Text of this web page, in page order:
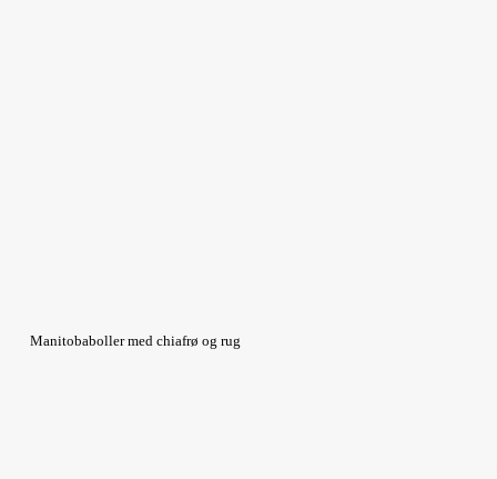
Manitobaboller med chiafrø og rug